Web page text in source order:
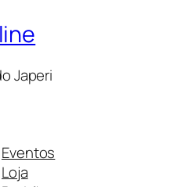
Japeri
Eventos
Loja